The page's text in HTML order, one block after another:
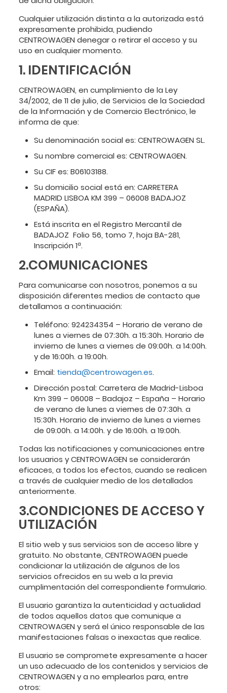
Cualquier utilización distinta a la autorizada está
expresamente prohibida, pudiendo
CENTROWAGEN denegar o retirar el acceso y su
uso en cualquier momento.
1. IDENTIFICACIÓN
CENTROWAGEN, en cumplimiento de la Ley
34/2002, de 11 de julio, de Servicios de la Sociedad
de la Información y de Comercio Electrónico, le
informa de que:
Su denominación social es: CENTROWAGEN SL.
Su nombre comercial es: CENTROWAGEN.
Su CIF es: B06103188.
Su domicilio social está en: CARRETERA
MADRID LISBOA KM 399 – 06008 BADAJOZ
(ESPAÑA).
Está inscrita en el Registro Mercantil de
BADAJOZ  Folio 56, tomo 7, hoja BA-281,
Inscripción 1ª.
2.COMUNICACIONES
Para comunicarse con nosotros, ponemos a su
disposición diferentes medios de contacto que
detallamos a continuación:
Teléfono: 924234354 – Horario de verano de
lunes a viernes de 07:30h. a 15:30h. Horario de
invierno de lunes a viernes de 09:00h. a 14:00h.
y de 16:00h. a 19:00h.
Email: tienda@centrowagen.es.
Dirección postal: Carretera de Madrid-Lisboa
Km 399 – 06008 – Badajoz – España – Horario
de verano de lunes a viernes de 07:30h. a
15:30h. Horario de invierno de lunes a viernes
de 09:00h. a 14:00h. y de 16:00h. a 19:00h.
Todas las notificaciones y comunicaciones entre
los usuarios y CENTROWAGEN se considerarán
eficaces, a todos los efectos, cuando se realicen
a través de cualquier medio de los detallados
anteriormente.
3.CONDICIONES DE ACCESO Y
UTILIZACIÓN
El sitio web y sus servicios son de acceso libre y
gratuito. No obstante, CENTROWAGEN puede
condicionar la utilización de algunos de los
servicios ofrecidos en su web a la previa
cumplimentación del correspondiente formulario.
El usuario garantiza la autenticidad y actualidad
de todos aquellos datos que comunique a
CENTROWAGEN y será el único responsable de las
manifestaciones falsas o inexactas que realice.
El usuario se compromete expresamente a hacer
un uso adecuado de los contenidos y servicios de
CENTROWAGEN y a no emplearlos para, entre
otros: